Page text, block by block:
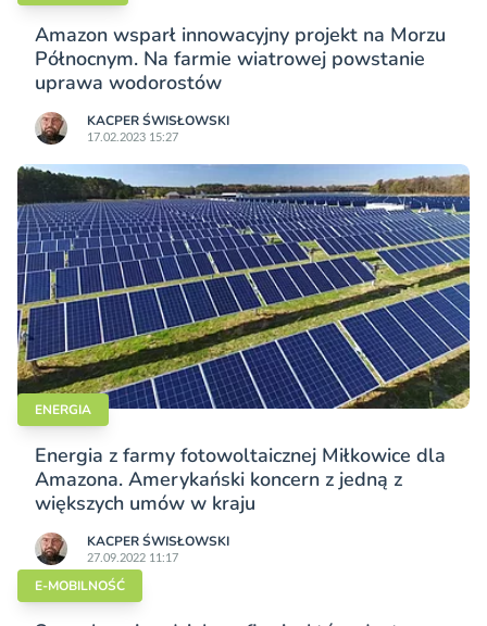
Amazon wsparł innowacyjny projekt na Morzu
Północnym. Na farmie wiatrowej powstanie
uprawa wodorostów
KACPER ŚWISŁO­WSKI
17.02.2023 15:27
ENERGIA
Energia z farmy fotowoltaicznej Miłkowice dla
Amazona. Amerykański koncern z jedną z
większych umów w kraju
KACPER ŚWISŁO­WSKI
27.09.2022 11:17
E-MOBILNOŚĆ